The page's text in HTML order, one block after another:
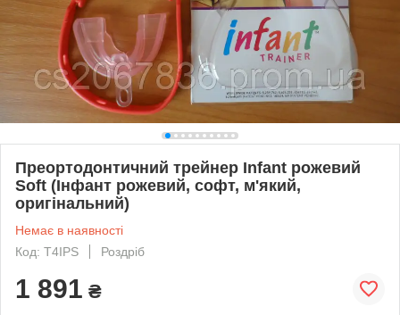
Преортодонтичний трейнер Infant рожевий
Soft (Інфант рожевий, софт, м'який,
оригінальний)
Немає в наявності
Код: Т4IPS
Роздріб
1 891 ₴